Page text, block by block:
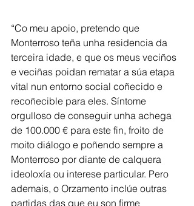
“Co meu apoio, pretendo que
Monterroso teña unha residencia da
terceira idade, e que os meus veciños
e veciñas poidan rematar a súa etapa
vital nun entorno social coñecido e
recoñecible para eles. Síntome
orgulloso de conseguir unha achega
de 100.000 € para este fin, froito de
moito diálogo e poñendo sempre a
Monterroso por diante de calquera
ideoloxía ou interese particular. Pero
ademais, o Orzamento inclúe outras
partidas das que eu son firme